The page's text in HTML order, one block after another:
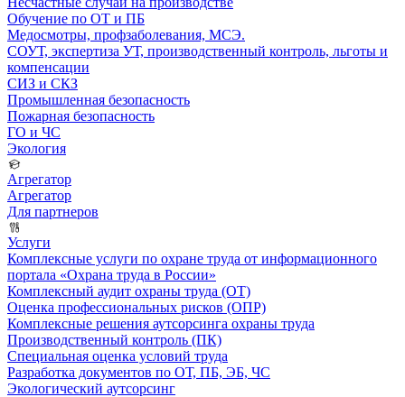
Обучение по ОТ и ПБ
Медосмотры, профзаболевания, МСЭ.
СОУТ, экспертиза УТ, производственный контроль, льготы и
компенсации
СИЗ и СКЗ
Промышленная безопасность
Пожарная безопасность
ГО и ЧС
Экология
Агрегатор
Агрегатор
Для партнеров
Услуги
Комплексные услуги по охране труда от информационного
портала «Охрана труда в России»
Комплексный аудит охраны труда (ОТ)
Оценка профессиональных рисков (ОПР)
Комплексные решения аутсорсинга охраны труда
Производственный контроль (ПК)
Специальная оценка условий труда
Разработка документов по ОТ, ПБ, ЭБ, ЧС
Экологический аутсорсинг